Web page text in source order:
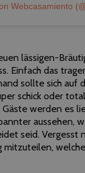
Webcasamiento
lässigen-
Einfach das
sollte sich auf
schick oder
werden es
aussehen,
seid. Vergesst
mitzuteilen,